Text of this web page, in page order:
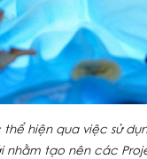
hiện qua việc sử
nhằm tạo nên các